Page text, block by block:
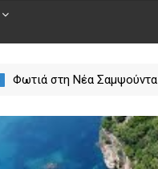
Φωτιά στη Νέα Σαμψούντα